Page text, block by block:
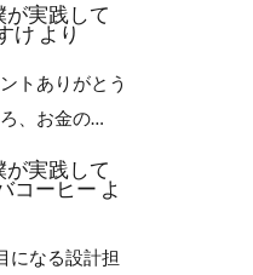
が実践して
け より
トありがとう
、お金の…
が実践して
コーヒー よ
になる設計担